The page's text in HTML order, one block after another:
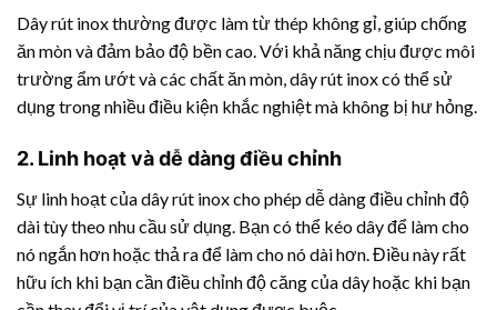
Dây rút inox thường được làm từ thép không gỉ, giúp chống
ăn mòn và đảm bảo độ bền cao. Với khả năng chịu được môi
trường ẩm ướt và các chất ăn mòn, dây rút inox có thể sử
dụng trong nhiều điều kiện khắc nghiệt mà không bị hư hỏng.
2. Linh hoạt và dễ dàng điều chỉnh
Sự linh hoạt của dây rút inox cho phép dễ dàng điều chỉnh độ
dài tùy theo nhu cầu sử dụng. Bạn có thể kéo dây để làm cho
nó ngắn hơn hoặc thả ra để làm cho nó dài hơn. Điều này rất
hữu ích khi bạn cần điều chỉnh độ căng của dây hoặc khi bạn